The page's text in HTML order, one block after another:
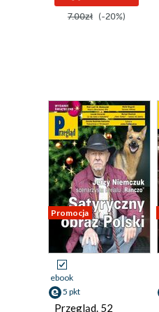
7.00zł (-20%)
Promocja
ebook
5 pkt
Przegląd. 52